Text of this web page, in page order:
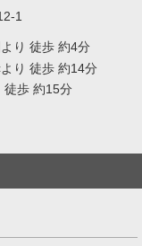
1
り 徒歩 約4分
り 徒歩 約14分
徒歩 約15分